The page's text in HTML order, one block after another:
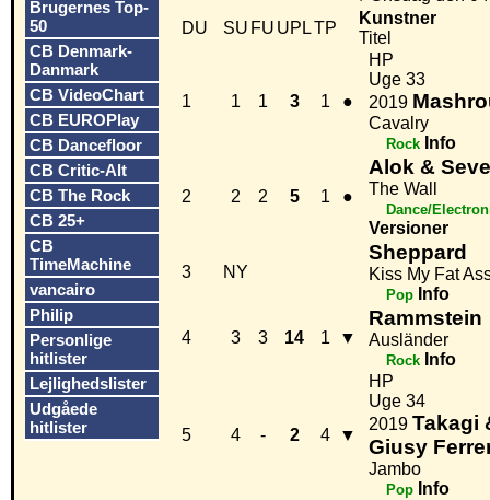
Brugernes Top-
50
CB Denmark-
Danmark
CB VideoChart
CB EUROPlay
CB Dancefloor
CB Critic-Alt
CB The Rock
CB 25+
CB
TimeMachine
vancairo
Philip
Personlige
hitlister
Lejlighedslister
Udgåede
hitlister
DU
SU FU UPLTP
Kunstner
Titel
1 1 1 3 1 ●
HP
Uge 33
2019
Cavalry
Rock Info
2 2 2 5 1 ●
Alok &
The Wall
Dance/
Versioner
3 NY
Sheppard
Kiss My Fat
Pop Info
4 3 3 14 1 ▼
Rammstein
Ausländer
Rock Info
5 4 - 2 4 ▼
HP
Uge 34
2019 Takagi
Giusy
Jambo
Pop Info